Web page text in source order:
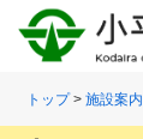
トップ>施設案内